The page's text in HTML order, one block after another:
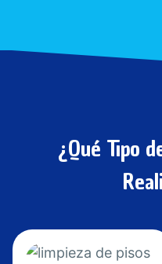
¿Qué Tipo